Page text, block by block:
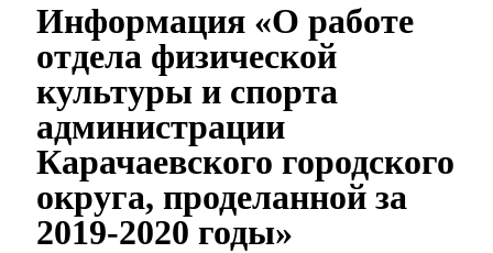
Информация «О работе
отдела физической
культуры и спорта
администрации
Карачаевского городского
округа, проделанной за
2019-2020 годы»